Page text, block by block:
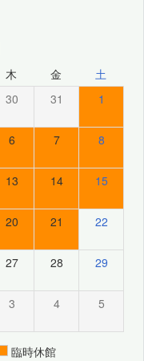
木 金 土
30 31 1
6 7 8
13 14 15
20 21 22
27 28 29
3 4 5
臨時休館